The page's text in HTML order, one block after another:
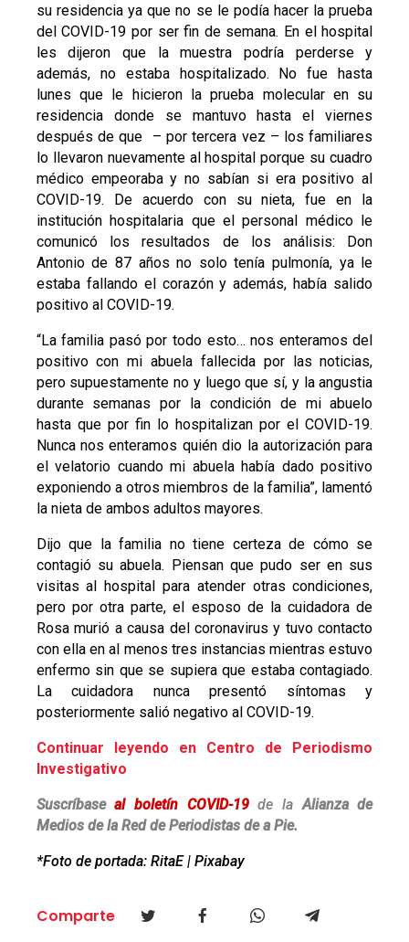
su residencia ya que no se le podía hacer la prueba
del COVID-19 por ser fin de semana. En el hospital
les dijeron que la muestra podría perderse y
además, no estaba hospitalizado. No fue hasta
lunes que le hicieron la prueba molecular en su
residencia donde se mantuvo hasta el viernes
después de que – por tercera vez – los familiares
lo llevaron nuevamente al hospital porque su cuadro
médico empeoraba y no sabían si era positivo al
COVID-19. De acuerdo con su nieta, fue en la
institución hospitalaria que el personal médico le
comunicó los resultados de los análisis: Don
Antonio de 87 años no solo tenía pulmonía, ya le
estaba fallando el corazón y además, había salido
positivo al COVID-19.
“La familia pasó por todo esto… nos enteramos del
positivo con mi abuela fallecida por las noticias,
pero supuestamente no y luego que sí, y la angustia
durante semanas por la condición de mi abuelo
hasta que por fin lo hospitalizan por el COVID-19.
Nunca nos enteramos quién dio la autorización para
el velatorio cuando mi abuela había dado positivo
exponiendo a otros miembros de la familia”, lamentó
la nieta de ambos adultos mayores.
Dijo que la familia no tiene certeza de cómo se
contagió su abuela. Piensan que pudo ser en sus
visitas al hospital para atender otras condiciones,
pero por otra parte, el esposo de la cuidadora de
Rosa murió a causa del coronavirus y tuvo contacto
con ella en al menos tres instancias mientras estuvo
enfermo sin que se supiera que estaba contagiado.
La cuidadora nunca presentó síntomas y
posteriormente salió negativo al COVID-19.
Continuar leyendo en Centro de Periodismo
Investigativo
Suscríbaseal boletín COVID-19de laAlianza de
Medios de la Red de Periodistas de a Pie.
*Foto de portada: RitaE | Pixabay
Comparte